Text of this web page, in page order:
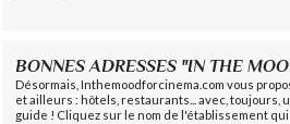
BONNES ADRESSES "IN THE
Désormais, Inthemoodforcinema.com vous
et ailleurs : hôtels, restaurants... avec, toujours,
guide ! Cliquez sur le nom de l'établissement